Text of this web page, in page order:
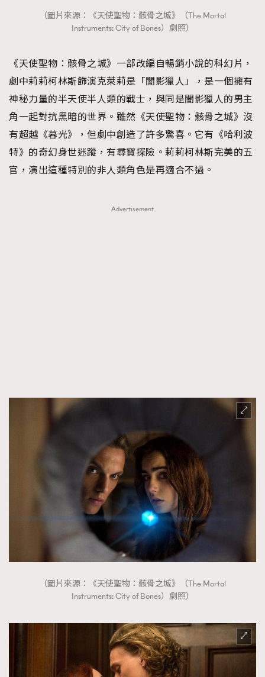
TRENDING
（圖片來源：《天使聖物：骸骨之城》（The Mortal
Instruments: City of Bones）劇照）
《天使聖物：骸骨之城》一部改編自暢銷小說的科幻片，
劇中莉莉柯林斯飾演克萊莉是「闇影獵人」，是一個擁有
神秘力量的半天使半人類的戰士，與同是闇影獵人的男主
角一起對抗黑暗的世界。雖然《天使聖物：骸骨之城》沒
有超越《暮光》，但劇中創造了許多驚喜。它有《哈利波
特》的奇幻身世迷蹤，有尋寶探險。莉莉柯林斯完美的五
官，演出這種特別的非人類角色是再適合不過。
Advertisement
（圖片來源：《天使聖物：骸骨之城》（The Mortal
Instruments: City of Bones）劇照）